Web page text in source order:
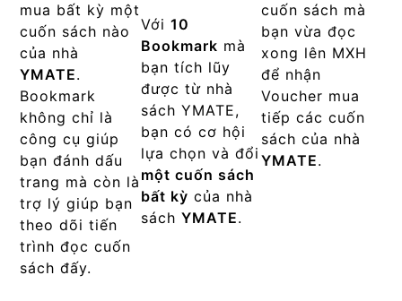
mua bất kỳ một
cuốn sách nào
của nhà
YMATE.
Bookmark
không chỉ là
công cụ giúp
bạn đánh dấu
trang mà còn là
trợ lý giúp bạn
theo dõi tiến
trình đọc cuốn
sách đấy.
Với 10
Bookmark mà
bạn tích lũy
được từ nhà
sách YMATE,
bạn có cơ hội
lựa chọn và đổi
một cuốn sách
bất kỳ của nhà
sách YMATE.
cuốn sách mà
bạn vừa đọc
xong lên MXH
để nhận
Voucher mua
tiếp các cuốn
sách của nhà
YMATE.